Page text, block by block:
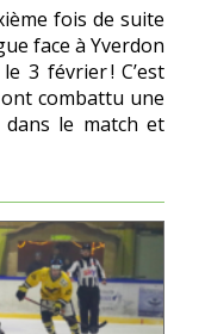
fois de suite
face à Yverdon
3 février ! C’est
combattu une
le match et